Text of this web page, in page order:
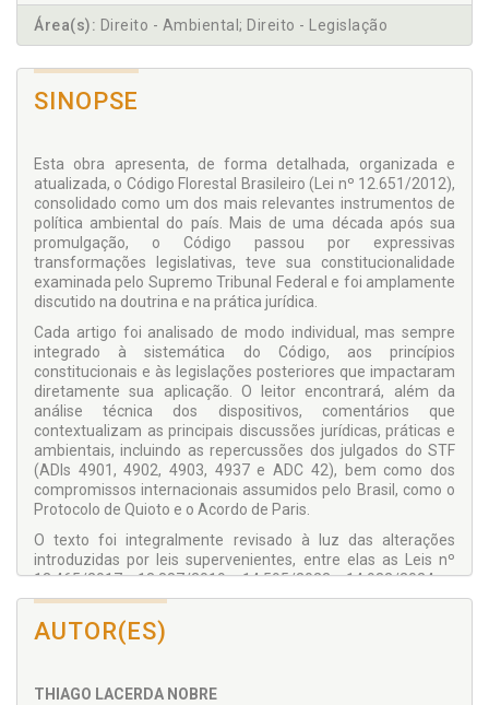
Área(s): Direito - Ambiental; Direito - Legislação
SINOPSE
Esta obra apresenta, de forma detalhada, organizada e
atualizada, o Código Florestal Brasileiro (Lei nº 12.651/2012),
consolidado como um dos mais relevantes instrumentos de
política ambiental do país. Mais de uma década após sua
promulgação, o Código passou por expressivas
transformações legislativas, teve sua constitucionalidade
examinada pelo Supremo Tribunal Federal e foi amplamente
discutido na doutrina e na prática jurídica.
Cada artigo foi analisado de modo individual, mas sempre
integrado à sistemática do Código, aos princípios
constitucionais e às legislações posteriores que impactaram
diretamente sua aplicação. O leitor encontrará, além da
análise técnica dos dispositivos, comentários que
contextualizam as principais discussões jurídicas, práticas e
ambientais, incluindo as repercussões dos julgados do STF
(ADIs 4901, 4902, 4903, 4937 e ADC 42), bem como dos
compromissos internacionais assumidos pelo Brasil, como o
Protocolo de Quioto e o Acordo de Paris.
O texto foi integralmente revisado à luz das alterações
introduzidas por leis supervenientes, entre elas as Leis nº
13.465/2017, 13.887/2019, 14.595/2023, 14.932/2024 e
14.944/2024, que impactaram temas como regularização
fundiária, licenciamento ambiental, pagamento por serviços
ambientais, mercado de carbono, compensações e manejo
Mantendo a proposta metodológica da primeira edição, esta
AUTOR(ES)
THIAGO LACERDA NOBRE